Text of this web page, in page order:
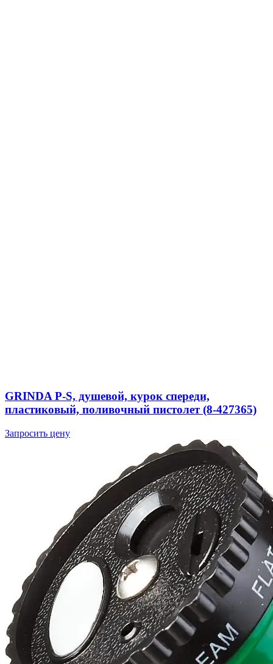
GRINDA P-S, душевой, курок спереди,
пластиковый, поливочный пистолет (8-427365)
Запросить цену